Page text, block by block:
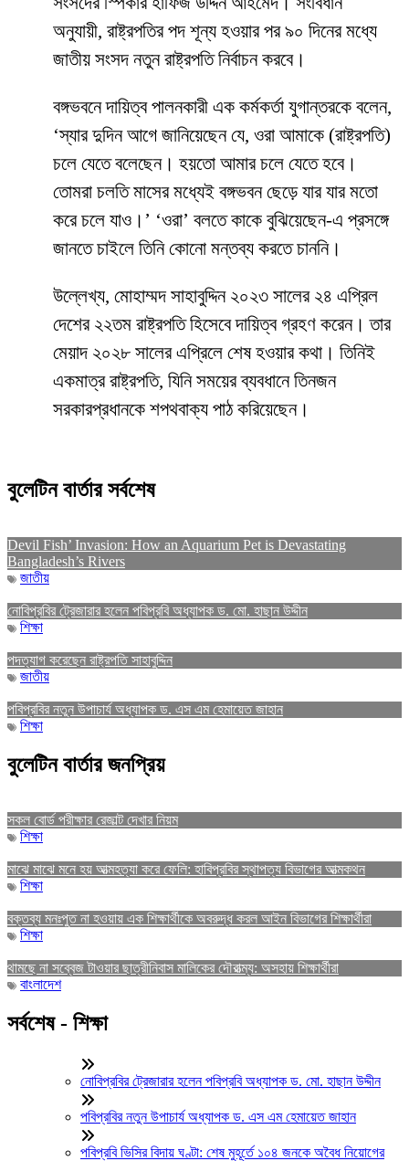
অনুযায়ী, রাষ্ট্রপতির পদ শূন্য হওয়ার পর ৯০ দিনের মধ্যে
জাতীয় সংসদ নতুন রাষ্ট্রপতি নির্বাচন করবে।
বঙ্গভবনে দায়িত্ব পালনকারী এক কর্মকর্তা যুগান্তরকে বলেন,
‘স্যার দুদিন আগে জানিয়েছেন যে, ওরা আমাকে (রাষ্ট্রপতি)
চলে যেতে বলেছেন। হয়তো আমার চলে যেতে হবে।
তোমরা চলতি মাসের মধ্যেই বঙ্গভবন ছেড়ে যার যার মতো
করে চলে যাও।’ ‘ওরা’ বলতে কাকে বুঝিয়েছেন-এ প্রসঙ্গে
জানতে চাইলে তিনি কোনো মন্তব্য করতে চাননি।
উল্লেখ্য, মোহাম্মদ সাহাবুদ্দিন ২০২৩ সালের ২৪ এপ্রিল
দেশের ২২তম রাষ্ট্রপতি হিসেবে দায়িত্ব গ্রহণ করেন। তার
মেয়াদ ২০২৮ সালের এপ্রিলে শেষ হওয়ার কথা। তিনিই
একমাত্র রাষ্ট্রপতি, যিনি সময়ের ব্যবধানে তিনজন
সরকারপ্রধানকে শপথবাক্য পাঠ করিয়েছেন।
বুলেটিন বার্তার সর্বশেষ
Devil Fish’ Invasion: How an Aquarium Pet is Devastating
Bangladesh’s Rivers
জাতীয়
নোবিপ্রবির ট্রেজারার হলেন পবিপ্রবি অধ্যাপক ড. মো. হাছান উদ্দীন
শিক্ষা
পদত্যাগ করেছেন রাষ্ট্রপতি সাহাবুদ্দিন
জাতীয়
পবিপ্রবির নতুন উপাচার্য অধ্যাপক ড. এস এম হেমায়েত জাহান
শিক্ষা
বুলেটিন বার্তার জনপ্রিয়
সকল বোর্ড পরীক্ষার রেজাল্ট দেখার নিয়ম
শিক্ষা
মাঝে মাঝে মনে হয় আত্মহত্যা করে ফেলি: হাবিপ্রবির স্থাপত্য বিভাগের আত্মকথন
শিক্ষা
বক্তব্য মনঃপুত না হওয়ায় এক শিক্ষার্থীকে অবরুদ্ধ করল আইন বিভাগের শিক্ষার্থীরা
শিক্ষা
থামছে না সব্বেজ টাওয়ার ছাত্রীনিবাস মালিকের দৌরাত্ম্য: অসহায় শিক্ষার্থীরা
বাংলাদেশ
সর্বশেষ - শিক্ষা
নোবিপ্রবির ট্রেজারার হলেন পবিপ্রবি অধ্যাপক ড. মো. হাছান উদ্দীন
পবিপ্রবির নতুন উপাচার্য অধ্যাপক ড. এস এম হেমায়েত জাহান
পবিপ্রবি ভিসির বিদায় ঘণ্টা: শেষ মুহূর্তে ১০৪ জনকে অবৈধ নিয়োগের